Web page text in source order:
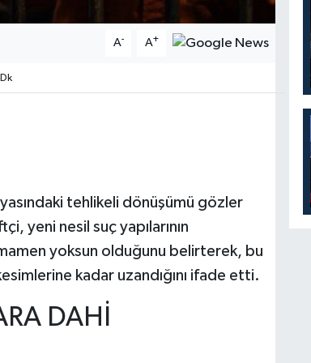
A- A+
tehlikeli dönüşümü gözler
yeni nesil suç yapılarının
yoksun olduğunu belirterek, bu
kadar uzandığını ifade etti.
DAHİ